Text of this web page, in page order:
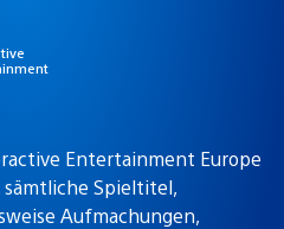
Entertainment Europe
Spieltitel,
Aufmachungen,